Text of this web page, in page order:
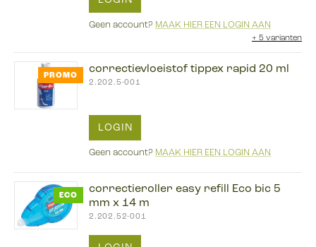
Geen account? MAAK HIER EEN LOGIN AAN
+ 5 varianten
PROMO
correctievloeistof tippex rapid 20 ml
2.202.5-001
LOGIN
Geen account? MAAK HIER EEN LOGIN AAN
ECO
correctieroller easy refill Eco bic 5
mm x 14 m
2.202.52-001